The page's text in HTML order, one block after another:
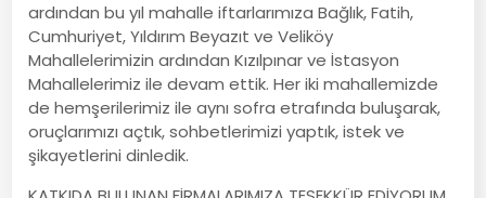
ardından bu yıl mahalle iftarlarımıza Bağlık, Fatih,
Cumhuriyet, Yıldırım Beyazıt ve Veliköy
Mahallelerimizin ardından Kızılpınar ve İstasyon
Mahallelerimiz ile devam ettik. Her iki mahallemizde
de hemşerilerimiz ile aynı sofra etrafında buluşarak,
oruçlarımızı açtık, sohbetlerimizi yaptık, istek ve
şikayetlerini dinledik.